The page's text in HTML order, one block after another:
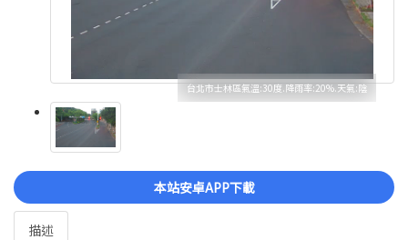
台北市士林區氣溫:30度.降雨率:20%.天氣:陰
本站安卓APP下載
描述